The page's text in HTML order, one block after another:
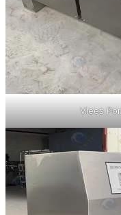
Vlees